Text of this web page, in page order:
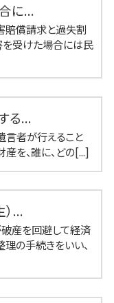
に...
償請求と過失割
受けた場合には民
る...
言者が行えること
を、誰に、どの[...]
...
産を回避して経済
の手続きをいい、